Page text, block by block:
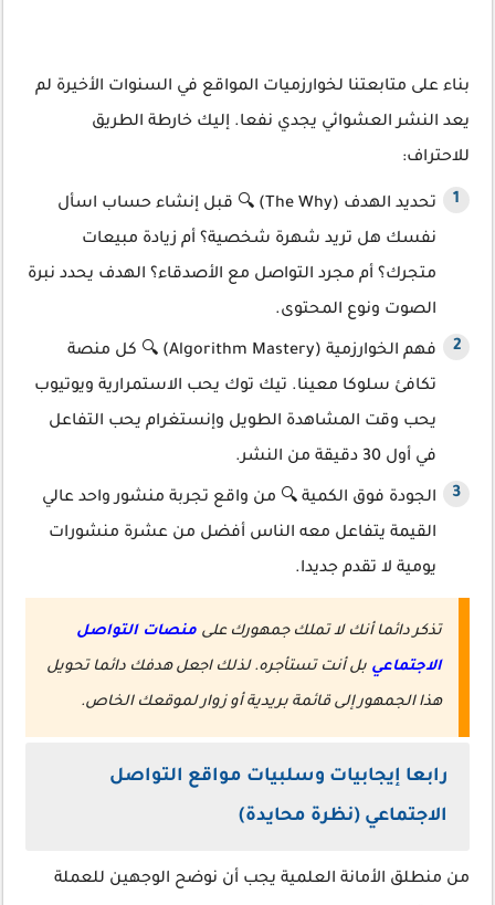
بناء على متابعتنا لخوارزميات المواقع في السنوات الأخيرة لم
يعد النشر العشوائي يجدي نفعا. إليك خارطة الطريق
للاحتراف:
تحديد الهدف (The Why) 🔍
قبل إنشاء حساب اسأل
نفسك هل تريد شهرة شخصية؟ أم زيادة مبيعات
متجرك؟ أم مجرد التواصل مع الأصدقاء؟ الهدف يحدد نبرة
الصوت ونوع المحتوى.
فهم الخوارزمية (Algorithm Mastery) 🔍 كل منصة
تكافئ سلوكا معينا. تيك توك يحب الاستمرارية ويوتيوب
يحب وقت المشاهدة الطويل وإنستغرام يحب التفاعل
في أول 30 دقيقة من النشر.
الجودة فوق الكمية 🔍 من واقع تجربة منشور واحد عالي
القيمة يتفاعل معه الناس أفضل من عشرة منشورات
يومية لا تقدم جديدا.
تذكر دائما أنك لا تملك جمهورك على منصات التواصل
الاجتماعي بل أنت تستأجره. لذلك اجعل هدفك دائما تحويل
هذا الجمهور إلى قائمة بريدية أو زوار لموقعك الخاص.
رابعا إيجابيات وسلبيات مواقع التواصل
الاجتماعي (نظرة محايدة)
من منطلق الأمانة العلمية يجب أن نوضح الوجهين للعملة